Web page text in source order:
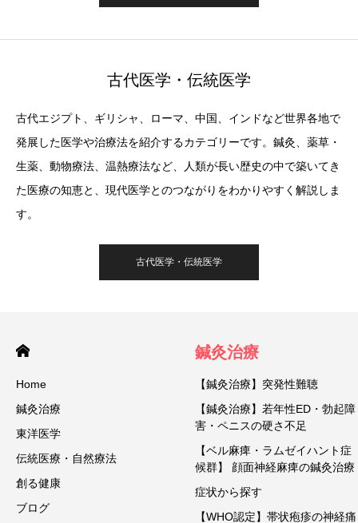
古代医学・伝統医学
古代エジプト、ギリシャ、ローマ、中国、インドなど世界各地で
発展した医学や治療法を紹介するカテゴリーです。鍼灸、薬草・
生薬、動物療法、温熱療法など、人類が長い歴史の中で築いてき
た医療の知恵と、現代医学とのつながりをわかりやすく解説しま
す。
古代医学・伝統医学
Home
鍼灸治療
東洋医学
伝統医療・自然療法
創る健康
ブログ
鍼灸治療
【鍼灸治療】突発性難聴
【鍼灸治療】若年性ED・勃起障
害・ペニスの硬さ不足
【ベル麻痺・ラムゼイハント症
候群】 顔面神経麻痺の鍼灸治療
症状から探す
【WHO認定】帯状疱疹の神経痛